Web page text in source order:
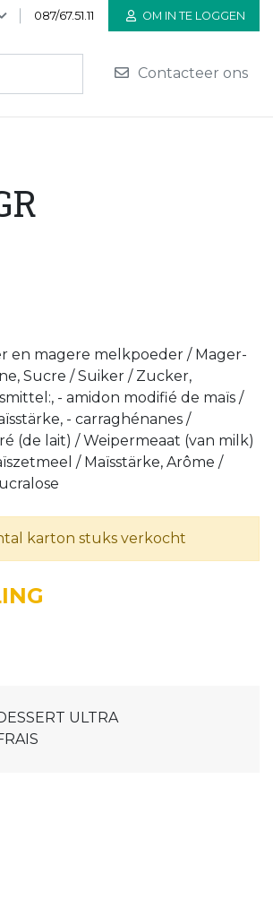
087/67.51.11 OM IN TE LOGGEN
Contacteer ons
en magere melkpoeder / Mager-
Sucre / Suiker / Zucker,
- amidon modifié de maïs /
- carraghénanes /
(de lait) / Weipermeaat (van milk)
/ Maïsstärke, Arôme /
karton stuks verkocht
ULTRA